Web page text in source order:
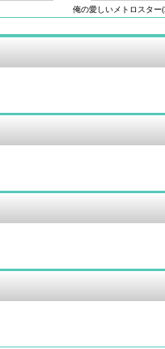
俺の愛しいメトロスター